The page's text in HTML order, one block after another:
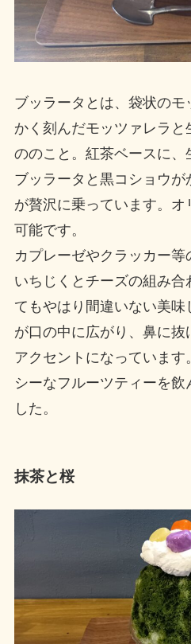
ブッラータとは、袋状のモ
かく刻んだモッツァレラと
ののこと。紅茶ベースに、
ブッラータと黒コショウ
が贅沢に乗っています。オ
可能です。
カプレーゼやクラッカー
いちじくとチーズの組み合
てもやはり間違いない美
が口の中に広がり、鼻に
アクセントになっています
シーなフルーツティーを
した。
抹茶と桜